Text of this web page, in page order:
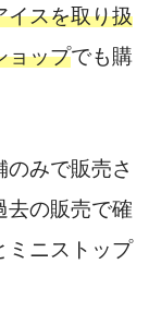
イスを取り扱
ョップでも購
みで販売さ
去の販売で確
ミニストップ